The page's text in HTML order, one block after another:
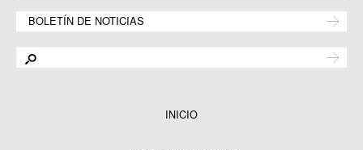
BOLETÍN DE NOTICIAS
INICIO